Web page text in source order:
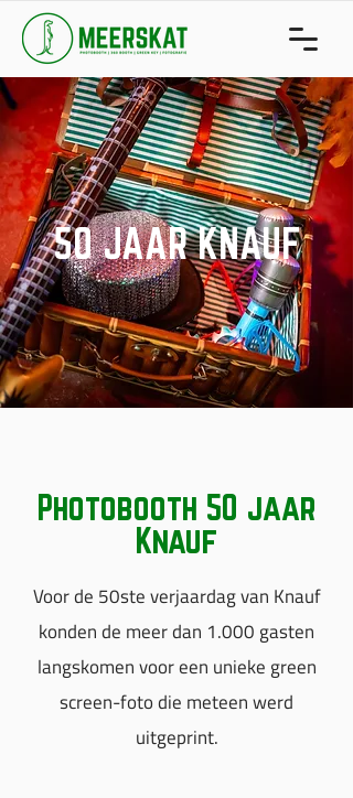
50 JAAR KNAUF
Photobooth 50 jaar
Knauf
Voor de 50ste verjaardag van Knauf
konden de meer dan 1.000 gasten
langskomen voor een unieke green
screen-foto die meteen werd
uitgeprint.